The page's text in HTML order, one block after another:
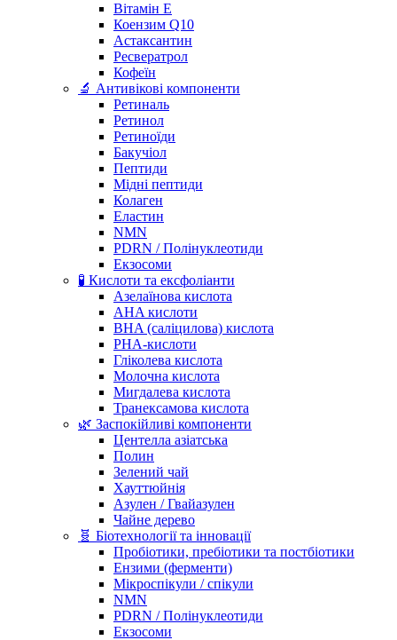
Вітамін Е
Коензим Q10
Астаксантин
Ресвератрол
Кофеїн
🔬 Антивікові компоненти
Ретиналь
Ретинол
Ретиноїди
Бакучіол
Пептиди
Мідні пептиди
Колаген
Еластин
NMN
PDRN / Полінуклеотиди
Екзосоми
🧪 Кислоти та ексфоліанти
Азелаїнова кислота
AHA кислоти
BHA (саліцилова) кислота
PHA-кислоти
Гліколева кислота
Молочна кислота
Мигдалева кислота
Транексамова кислота
🌿 Заспокійливі компоненти
Центелла азіатська
Полин
Зелений чай
Хауттюйнія
Азулен / Гвайазулен
Чайне дерево
🧬 Біотехнології та інновації
Пробіотики, пребіотики та постбіотики
Ензими (ферменти)
Мікроспікули / спікули
NMN
PDRN / Полінуклеотиди
Екзосоми